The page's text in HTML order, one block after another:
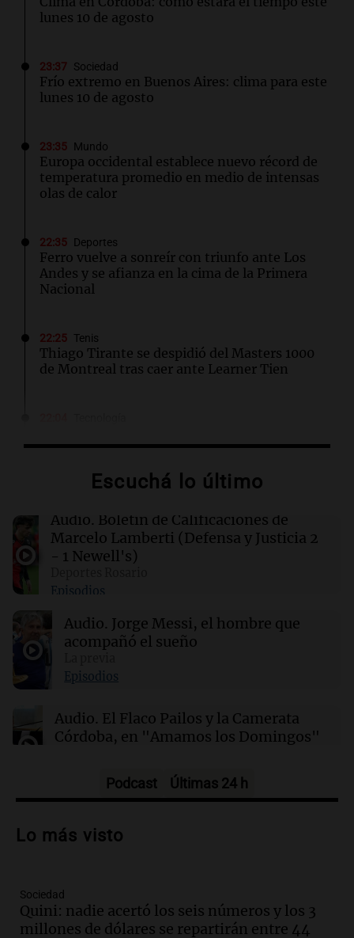
lunes 10 de agosto
23:37 Sociedad
Frío extremo en Buenos Aires: clima para este
lunes 10 de agosto
23:35 Mundo
Europa occidental establece nuevo récord de
temperatura promedio en medio de intensas
olas de calor
22:35 Deportes
Ferro vuelve a sonreír con triunfo ante Los
Andes y se afianza en la cima de la Primera
Nacional
22:25 Tenis
Thiago Tirante se despidió del Masters 1000
de Montreal tras caer ante Learner Tien
detección de cámaras de seguridad
Fallece Don Nelson, leyenda de la NBA y
segundo entrenador más exitoso en la
historia
22:03 Tecnología
riesgo para la ciberseguridad
21:48 Sociedad
Quini: nadie acertó los seis números y los 3
apostadores
Escuchá lo último
Audio. Boletín de Calificaciones de
Marcelo Lamberti (Defensa y Justicia 2
- 1 Newell's)
Episodios
Audio. Jorge Messi, el hombre que
acompañó el sueño
Episodios
Audio. El Flaco Pailos y la Camerata
Córdoba, en "Amamos los Domingos"
hablaron de su obra en Cadena 3
Audio.
recuerdo del paso de Juan Pablo II: "Te
Podcast Últimas 24 h
Lo más visto
Sociedad
Quini: nadie acertó los seis números y los 3
millones de dólares se repartirán entre 44